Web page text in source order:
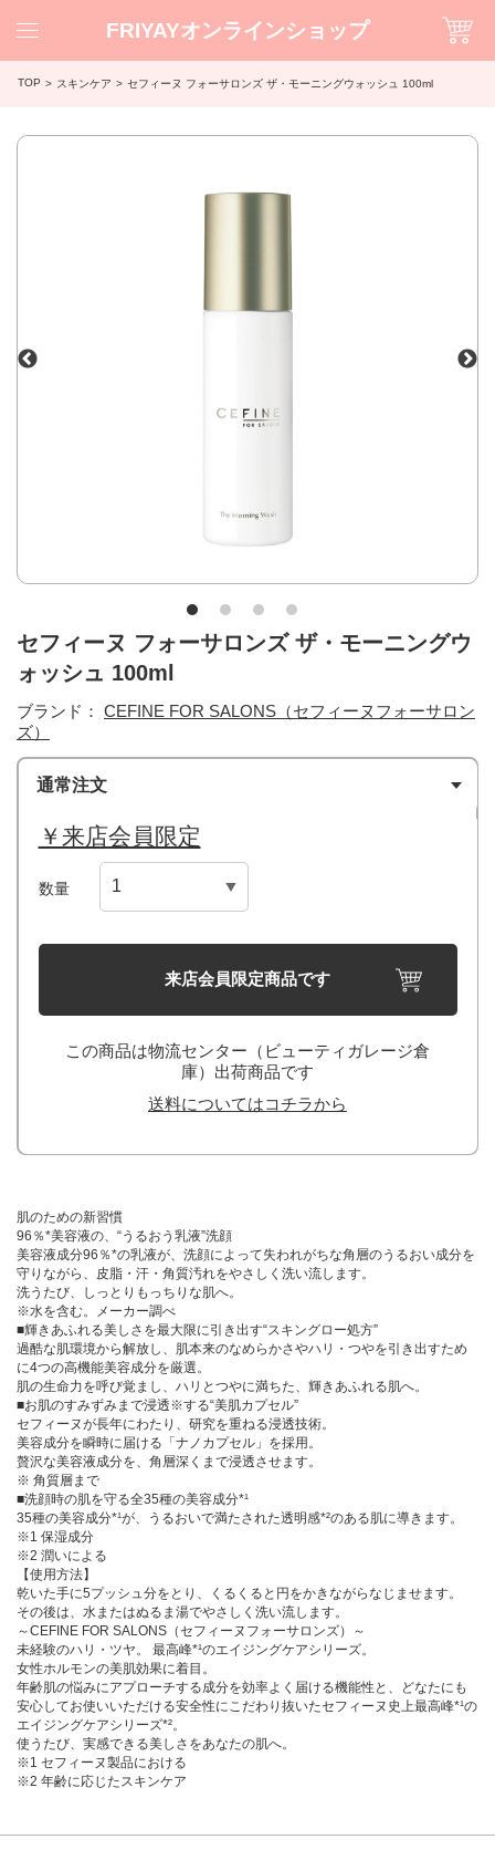
FRIYAYオンラインショップ
TOP スキンケア セフィーヌ フォーサロンズ ザ・モーニングウォッシュ 100ml
セフィーヌ フォーサロンズ ザ・モーニングウ
ォッシュ 100ml
ブランド： CEFINE FOR SALONS（セフィーヌフォーサロン
ズ）
通常注文
￥来店会員限定
数量
来店会員限定商品です
この商品は物流センター（ビューティガレージ倉
庫）出荷商品です
送料についてはコチラから
肌のための新習慣
96％*美容液の、“うるおう乳液”洗顔
美容液成分96％*の乳液が、洗顔によって失われがちな角層のうるおい成分を
守りながら、皮脂・汗・角質汚れをやさしく洗い流します。
洗うたび、しっとりもっちりな肌へ。
※水を含む。メーカー調べ
■輝きあふれる美しさを最大限に引き出す“スキングロー処方”
過酷な肌環境から解放し、肌本来のなめらかさやハリ・つやを引き出すため
に4つの高機能美容成分を厳選。
肌の生命力を呼び覚まし、ハリとつやに満ちた、輝きあふれる肌へ。
■お肌のすみずみまで浸透※する“美肌カプセル”
セフィーヌが長年にわたり、研究を重ねる浸透技術。
美容成分を瞬時に届ける「ナノカプセル」を採用。
贅沢な美容液成分を、角層深くまで浸透させます。
※ 角質層まで
■洗顔時の肌を守る全35種の美容成分*¹
35種の美容成分*¹が、うるおいで満たされた透明感*²のある肌に導きます。
※1 保湿成分
※2 潤いによる
【使用方法】
乾いた手に5プッシュ分をとり、くるくると円をかきながらなじませます。
その後は、水またはぬるま湯でやさしく洗い流します。
～CEFINE FOR SALONS（セフィーヌフォーサロンズ）～
未経験のハリ・ツヤ。 最高峰*¹のエイジングケアシリーズ。
女性ホルモンの美肌効果に着目。
年齢肌の悩みにアプローチする成分を効率よく届ける機能性と、どなたにも
安心してお使いいただける安全性にこだわり抜いたセフィーヌ史上最高峰*¹の
エイジングケアシリーズ*²。
使うたび、実感できる美しさをあなたの肌へ。
※1 セフィーヌ製品における
※2 年齢に応じたスキンケア